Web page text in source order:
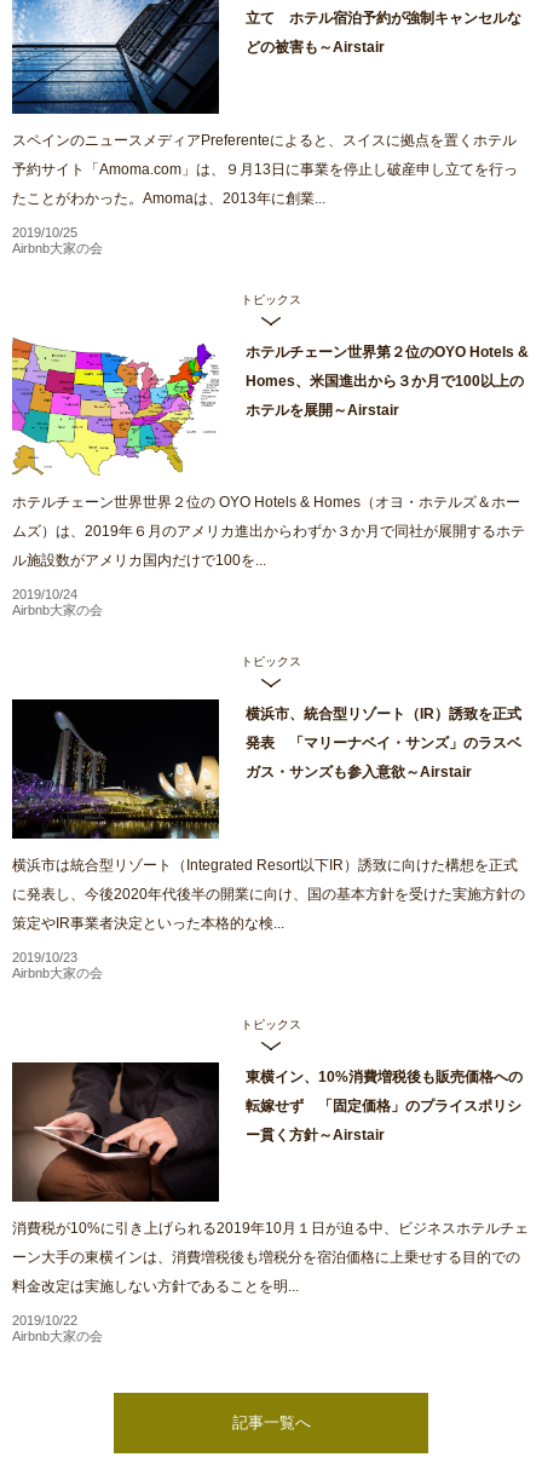
立て ホテル宿泊予約が強制キャンセルな
どの被害も～Airstair
スペインのニュースメディアPreferenteによると、スイスに拠点を置くホテル
予約サイト「Amoma.com」は、９月13日に事業を停止し破産申し立てを行っ
たことがわかった。Amomaは、2013年に創業...
2019/10/25
Airbnb大家の会
トピックス
ホテルチェーン世界第２位のOYO Hotels &
Homes、米国進出から３か月で100以上の
ホテルを展開～Airstair
ホテルチェーン世界世界２位の OYO Hotels & Homes（オヨ・ホテルズ＆ホー
ムズ）は、2019年６月のアメリカ進出からわずか３か月で同社が展開するホテ
ル施設数がアメリカ国内だけで100を...
2019/10/24
Airbnb大家の会
トピックス
横浜市、統合型リゾート（IR）誘致を正式
発表 「マリーナベイ・サンズ」のラスベ
ガス・サンズも参入意欲～Airstair
横浜市は統合型リゾート（Integrated Resort以下IR）誘致に向けた構想を正式
に発表し、今後2020年代後半の開業に向け、国の基本方針を受けた実施方針の
策定やIR事業者決定といった本格的な検...
2019/10/23
Airbnb大家の会
トピックス
東横イン、10%消費増税後も販売価格への
転嫁せず 「固定価格」のプライスポリシ
ー貫く方針～Airstair
消費税が10%に引き上げられる2019年10月１日が迫る中、ビジネスホテルチェ
ーン大手の東横インは、消費増税後も増税分を宿泊価格に上乗せする目的での
料金改定は実施しない方針であることを明...
2019/10/22
Airbnb大家の会
記事一覧へ